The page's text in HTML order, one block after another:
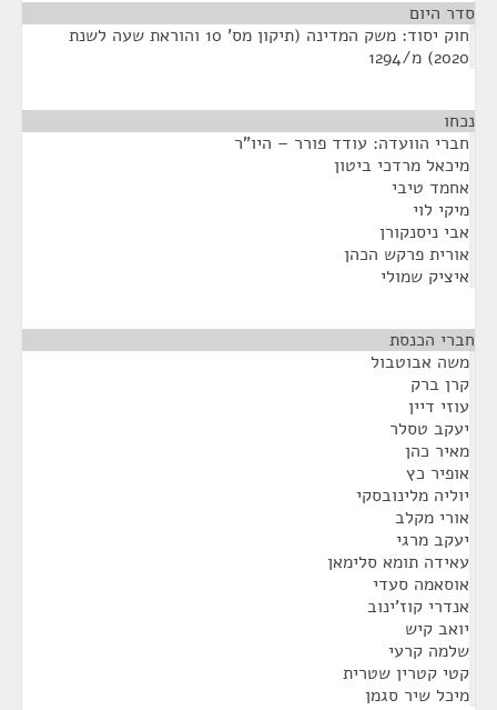
סדר היום
חוק יסוד: משק המדינה (תיקון מס' 10 והוראת שעה לשנת
2020) מ/1294
נכחו
חברי הוועדה: עודד פורר – היו"ר
מיכאל מרדכי ביטון
אחמד טיבי
מיקי לוי
אבי ניסנקורן
אורית פרקש הכהן
איציק שמולי
חברי הכנסת
משה אבוטבול
קרן ברק
עוזי דיין
יעקב טסלר
מאיר כהן
אופיר כץ
יוליה מלינובסקי
אורי מקלב
יעקב מרגי
עאידה תומא סלימאן
אוסאמה סעדי
אנדרי קוז'ינוב
יואב קיש
שלמה קרעי
קטי קטרין שטרית
מיכל שיר סגמן